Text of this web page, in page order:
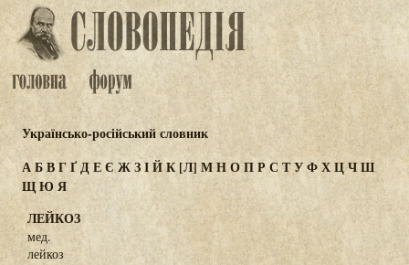
Українсько-російський словник
АБВГҐДЕЄ ЖЗІЙК [Л] МНОПР С ТУФХЦЧШ
ЩЮ Я
ЛЕЙКОЗ
мед.
лейкоз